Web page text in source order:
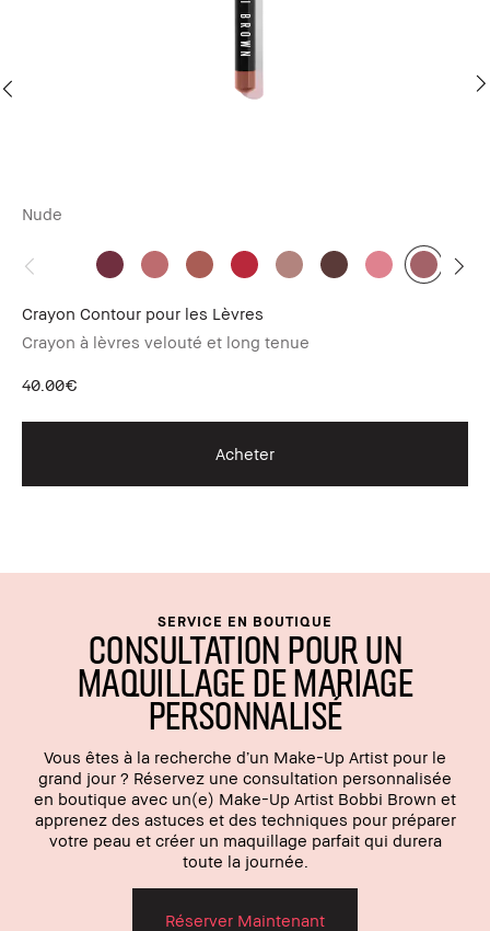
Nude
Crayon Contour pour les Lèvres
Crayon à lèvres velouté et long tenue
40.00€
Acheter
SERVICE EN BOUTIQUE
CONSULTATION POUR UN
MAQUILLAGE DE MARIAGE
PERSONNALISÉ
Vous êtes à la recherche d’un Make-Up Artist pour le
grand jour ? Réservez une consultation personnalisée
en boutique avec un(e) Make-Up Artist Bobbi Brown et
apprenez des astuces et des techniques pour préparer
votre peau et créer un maquillage parfait qui durera
toute la journée.
Réserver Maintenant